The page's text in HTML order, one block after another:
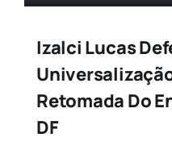
Izalci Lucas
Retomada Do
DF